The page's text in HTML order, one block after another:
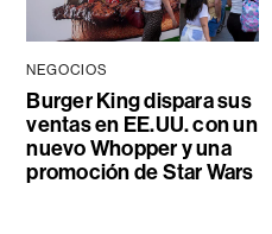
NEGOCIOS
Burger King dispara sus
ventas en EE.UU. con un
nuevo Whopper y una
promoción de Star Wars